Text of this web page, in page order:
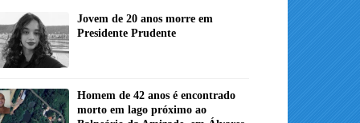
Jovem de 20 anos morre em
Presidente Prudente
Homem de 42 anos é encontrado
morto em lago próximo ao